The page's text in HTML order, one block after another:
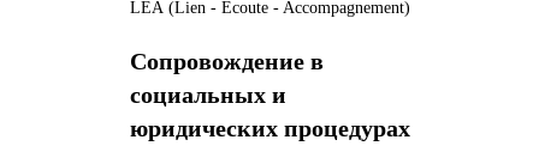
Сопровождение в
социальных и
юридических процедурах
LEA (Lien - Écoute - Accompagnement)